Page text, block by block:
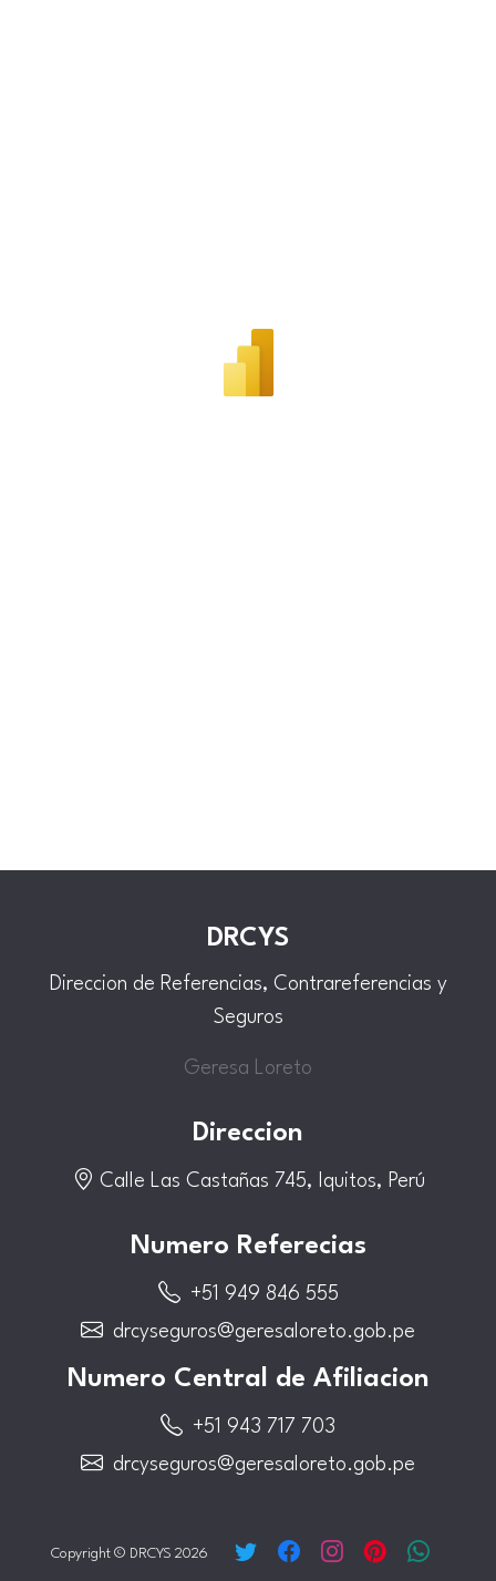
DRCYS
Direccion de Referencias, Contrareferencias y
Seguros
Geresa Loreto
Direccion
Calle Las Castañas 745, Iquitos, Perú
Numero Referecias
+51 949 846 555
drcyseguros@geresaloreto.gob.pe
Numero Central de Afiliacion
+51 943 717 703
drcyseguros@geresaloreto.gob.pe
Copyright © DRCYS 2026